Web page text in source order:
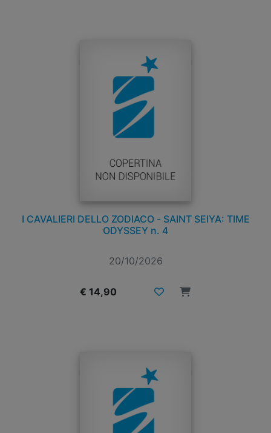
I CAVALIERI DELLO ZODIACO - SAINT SEIYA: TIME
ODYSSEY n. 4
20/10/2026
€ 14,90